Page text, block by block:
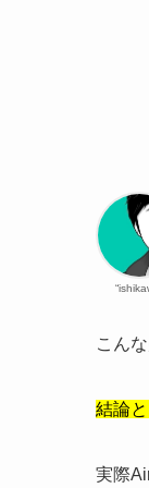
こん
結論
実際